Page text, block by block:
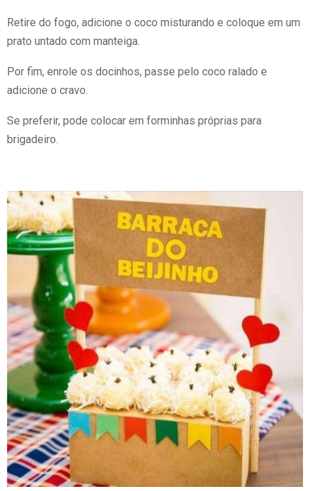
Retire do fogo, adicione o coco misturando e coloque em um
prato untado com manteiga.
Por fim, enrole os docinhos, passe pelo coco ralado e
adicione o cravo.
Se preferir, pode colocar em forminhas próprias para
brigadeiro.